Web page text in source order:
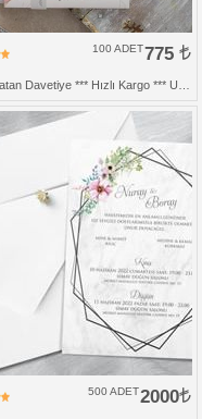
775
100 ADET
2000
500 ADET